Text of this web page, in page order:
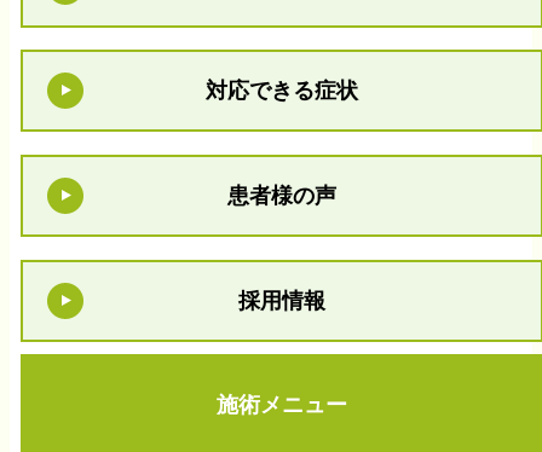
対応できる症状
患者様の声
採用情報
施術メニュー